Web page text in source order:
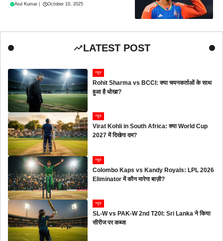
Atul Kumar October 10, 2025
LATEST POST
न्यूज
Rohit Sharma vs BCCI: क्या चयनकर्ताओं के साथ
हुआ है धोखा?
न्यूज
Virat Kohli in South Africa: क्या World Cup
2027 में दिखेगा दम?
न्यूज
Colombo Kaps vs Kandy Royals: LPL 2026
Eliminator में कौन मारेगा बाज़ी?
न्यूज
SL-W vs PAK-W 2nd T20I: Sri Lanka ने किया
सीरीज पर कब्जा